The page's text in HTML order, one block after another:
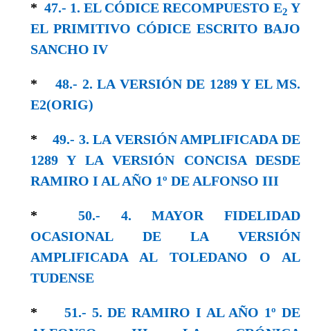
* 47.- 1. EL CÓDICE RECOMPUESTO E2 Y
EL PRIMITIVO CÓDICE ESCRITO BAJO
SANCHO IV
* 48.- 2. LA VERSIÓN DE 1289 Y EL MS.
E2(ORIG)
*49.- 3. LA VERSIÓN AMPLIFICADA DE
1289 Y LA VERSIÓN CONCISA DESDE
RAMIRO I AL AÑO 1º DE ALFONSO III
*50.- 4. MAYOR FIDELIDAD
OCASIONAL DE LA VERSIÓN
AMPLIFICADA AL TOLEDANO O AL
TUDENSE
* 51.- 5. DE RAMIRO I AL AÑO 1º DE